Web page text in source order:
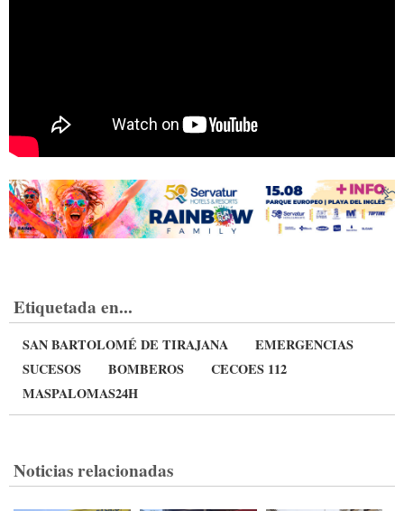
Etiquetada en...
SAN BARTOLOMÉ DE TIRAJANA
EMERGENCIAS
SUCESOS
BOMBEROS
CECOES 112
MASPALOMAS24H
Noticias relacionadas